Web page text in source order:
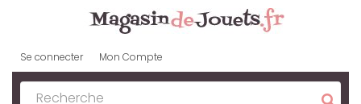
Se connecter Mon Compte